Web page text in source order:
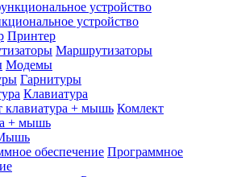
устройство
Принтер
Маршрутизаторы
Модемы
Гарнитуры
Клавиатура
Комлект
+ мышь
Программное